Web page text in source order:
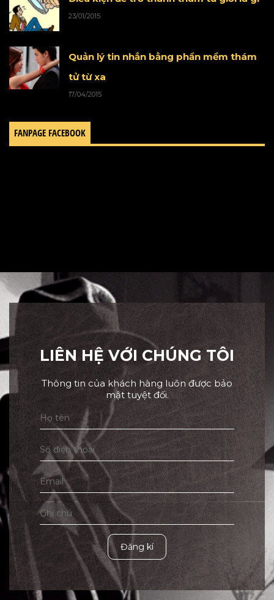
23/01/2015
Quản lý tin nhắn bằng phần mềm thám
tử từ xa
17/04/2015
FANPAGE FACEBOOK
LIÊN HỆ VỚI CHÚNG TÔI
Thông tin của khách hàng luôn được bảo
mật tuyệt đối.
Đăng kí